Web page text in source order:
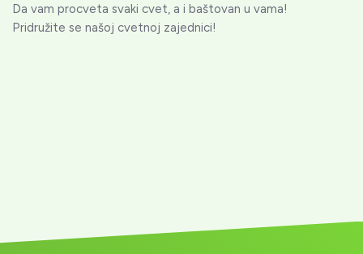
Da vam procveta svaki cvet, a i baštovan u vama!
Pridružite se našoj cvetnoj zajednici!